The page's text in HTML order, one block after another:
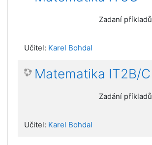
Zadaní příkladů
Učitel: Karel Bohdal
Matematika IT2B/C
Zadání příkladů
Učitel: Karel Bohdal